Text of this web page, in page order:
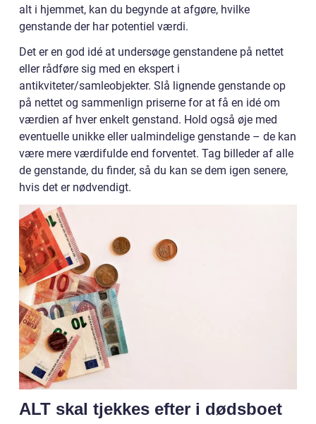
alt i hjemmet, kan du begynde at afgøre, hvilke
genstande der har potentiel værdi.
Det er en god idé at undersøge genstandene på nettet
eller rådføre sig med en ekspert i
antikviteter/samleobjekter. Slå lignende genstande op
på nettet og sammenlign priserne for at få en idé om
værdien af hver enkelt genstand. Hold også øje med
eventuelle unikke eller ualmindelige genstande – de kan
være mere værdifulde end forventet. Tag billeder af alle
de genstande, du finder, så du kan se dem igen senere,
hvis det er nødvendigt.
ALT skal tjekkes efter i dødsboet